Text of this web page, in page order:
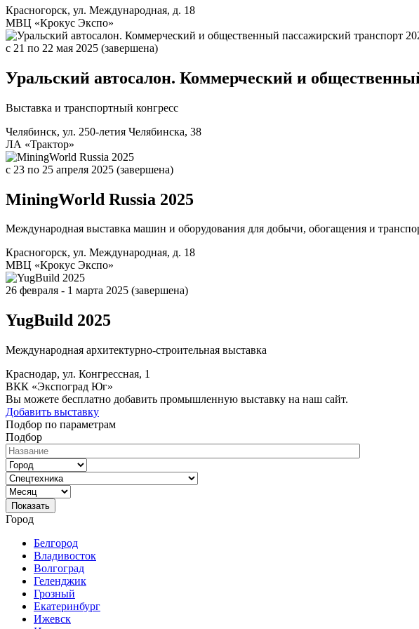
Красногорск, ул. Международная, д. 18
МВЦ «Крокус Экспо»
c 21 по 22 мая 2025 (завершена)
Уральский автосалон. Коммерческий и
Выставка и транспортный конгресс
Челябинск, ул. 250-летия Челябинска, 38
ЛА «Трактор»
c 23 по 25 апреля 2025 (завершена)
MiningWorld Russia 2025
Международная выставка машин и оборудования для добычи, обогащения и
Красногорск, ул. Международная, д. 18
МВЦ «Крокус Экспо»
26 февраля - 1 марта 2025 (завершена)
YugBuild 2025
Международная архитектурно-строительная выставка
Краснодар, ул. Конгрессная, 1
ВКК «Экспоград Юг»
Вы можете бесплатно добавить промышленную выставку на наш сайт.
Добавить выставку
Подбор по параметрам
Подбор
Показать
Город
Белгород
Владивосток
Волгоград
Геленджик
Грозный
Екатеринбург
Ижевск